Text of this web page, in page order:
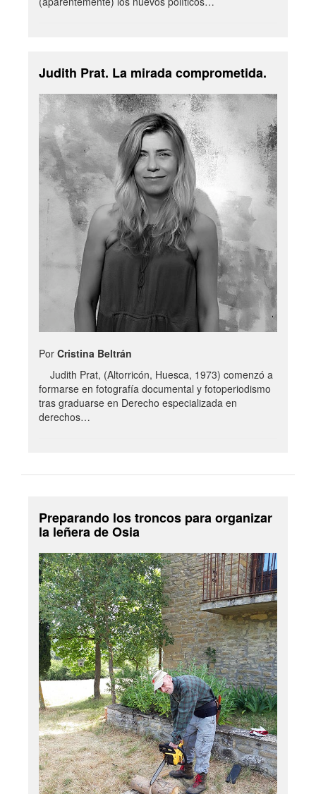
Judith Prat. La mirada comprometida.
Por Cristina Beltrán
Judith Prat, (Altorricón, Huesca, 1973) comenzó a
formarse en fotografía documental y fotoperiodismo
tras graduarse en Derecho especializada en
derechos…
Preparando los troncos para organizar
la leñera de Osia